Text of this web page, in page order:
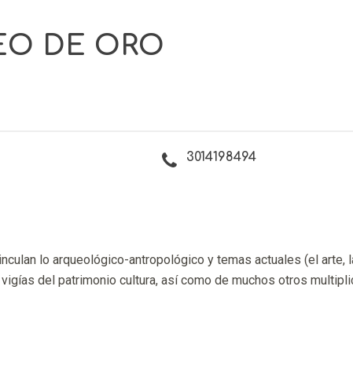
DE ORO
3014198494
lo arqueológico-antropológico y temas actuales (el arte,
del patrimonio cultura, así como de muchos otros